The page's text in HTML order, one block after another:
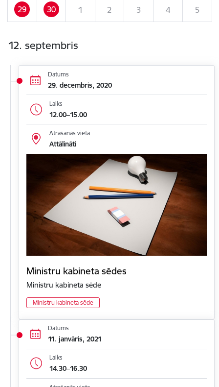
29 30 1 2 3 4 5
12. septembris
Datums
29. decembris, 2020
Laiks
12.00–15.00
Atrašanās vieta
Attālināti
Ministru kabineta sēdes
Ministru kabineta sēde
Ministru kabineta sēde
Datums
11. janvāris, 2021
Laiks
14.30–16.30